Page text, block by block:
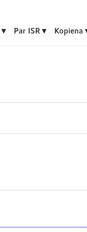
Par ISR Kopiena